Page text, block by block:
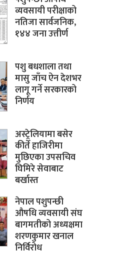
व्यवसायी परीक्षाको
नतिजा सार्वजनिक,
१४४ जना उत्तीर्ण
पशु बधशाला तथा
मासु जाँच ऐन देशभर
लागू गर्ने सरकारको
निर्णय
अस्ट्रेलियामा बसेर
कीर्ते हाजिरीमा
मुछिएका उपसचिव
घिमिरे सेवाबाट
बर्खास्त
नेपाल पशुपन्छी
औषधि व्यवसायी संघ
बागमतीको अध्यक्षमा
शरणकुमार खनाल
निर्विरोध